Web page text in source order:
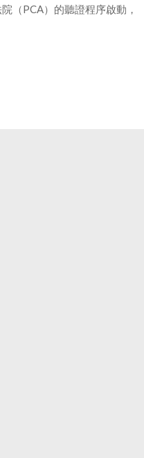
（PCA）的聽證程序啟動，